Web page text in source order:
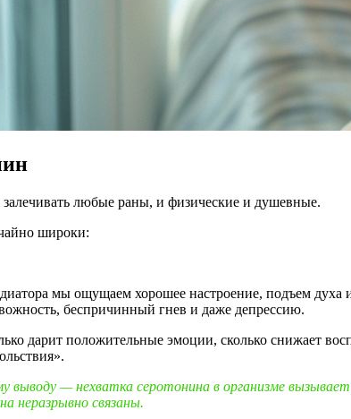
любые раны, и физические и душевные.
широки:
мы ощущаем хорошее настроение, подъем
беспричинный гнев и даже депрессию.
дарит положительные эмоции, сколько снижает
выводу — нехватка серотонина в организме
неразрывно связаны.